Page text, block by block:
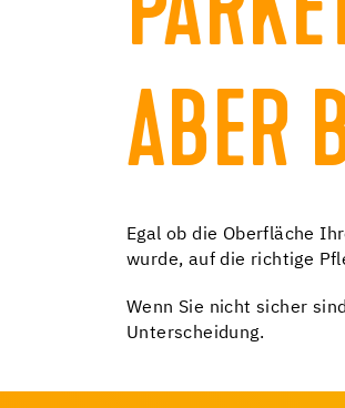
ABER
Egal ob die Oberfläche
wurde, auf die richtige
Wenn Sie nicht sicher
Unterscheidung.